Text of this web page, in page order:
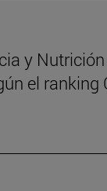
y
el ranking